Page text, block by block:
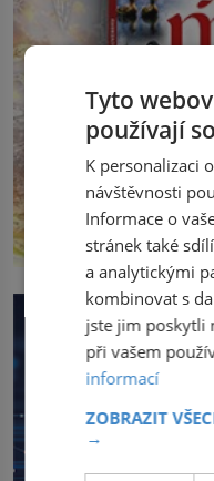
Tyto
používají
K personalizaci
návštěvnosti
Informace o
stránek také
a analytickými
kombinovat s
jste jim poskytli
při vašem
informací
ZOBRAZIT
→